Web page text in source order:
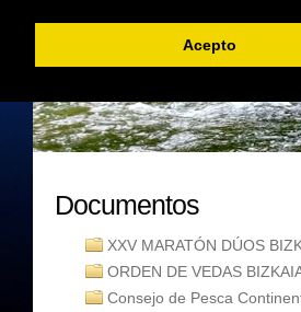
Acepto
Documentos
XXV MARATÓN DÚOS
ORDEN DE VEDAS
Consejo de Pesca